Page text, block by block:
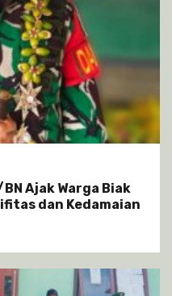
Ajak Warga Biak
dan Kedamaian